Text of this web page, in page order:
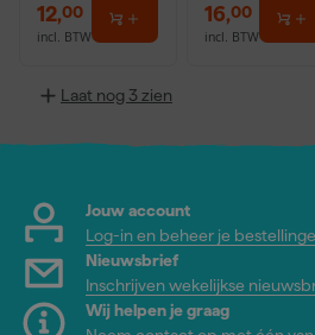
12,00
incl. BTW
16,00
incl. BTW
Laat nog 3 zien
Jouw account
Log-in en beheer je
Nieuwsbrief
Inschrijven wekelijkse
Wij helpen je graag